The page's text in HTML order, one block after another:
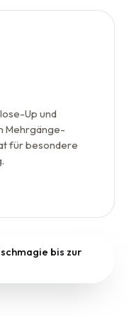
Up und
Mehrgänge-
für besondere
bis zur